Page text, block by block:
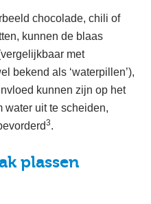
chocolade, chili of
kunnen de blaas
met
bekend als ‘waterpillen’),
kunnen zijn op het
water uit te scheiden,
3.
plassen